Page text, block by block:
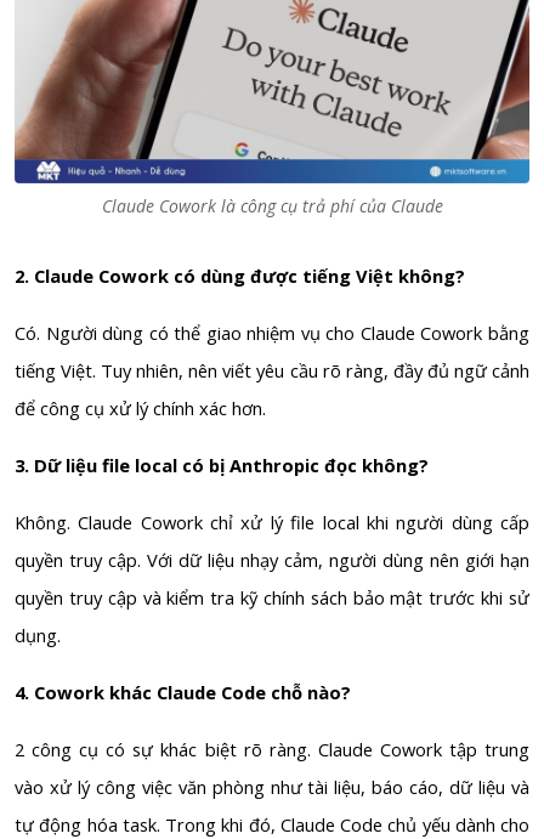
Claude Cowork là công cụ trả phí của Claude
2. Claude Cowork có dùng được tiếng Việt không?
Có. Người dùng có thể giao nhiệm vụ cho Claude Cowork bằng
tiếng Việt. Tuy nhiên, nên viết yêu cầu rõ ràng, đầy đủ ngữ cảnh
để công cụ xử lý chính xác hơn.
3. Dữ liệu file local có bị Anthropic đọc không?
Không. Claude Cowork chỉ xử lý file local khi người dùng cấp
quyền truy cập. Với dữ liệu nhạy cảm, người dùng nên giới hạn
quyền truy cập và kiểm tra kỹ chính sách bảo mật trước khi sử
dụng.
4. Cowork khác Claude Code chỗ nào?
2 công cụ có sự khác biệt rõ ràng. Claude Cowork tập trung
vào xử lý công việc văn phòng như tài liệu, báo cáo, dữ liệu và
tự động hóa task. Trong khi đó, Claude Code chủ yếu dành cho